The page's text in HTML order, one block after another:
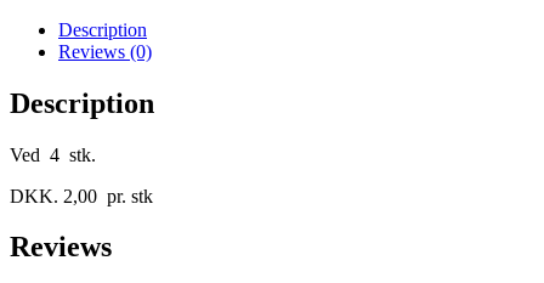
Description
Reviews (0)
Description
Ved 4 stk.
DKK. 2,00 pr. stk
Reviews